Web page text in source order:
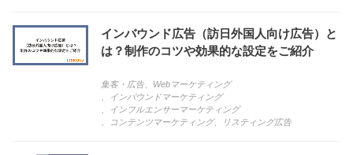
インバウンド広告（訪日外国人向け広告）と
は？制作のコツや効果的な設定をご紹介
集客・広告、 Webマーケティング
インバウンドマーケティング
インフルエンサーマーケティング
コンテンツマーケティング、 リスティング広告